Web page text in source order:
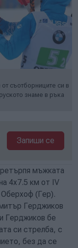
съотборниците си в
знаме в ръка
Запиши се
мъжката
4х7.5 км от IV
Оберхоф (Гер).
Герджиков
Герджиков бе
си стрелба, с
без да се